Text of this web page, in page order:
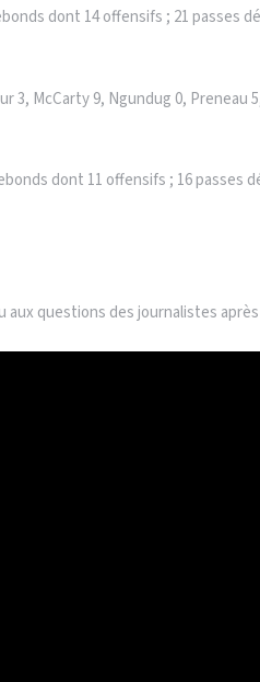
dont 14 offensifs ; 21 passes
3, McCarty 9, Ngundug 0, Preneau
dont 11 offensifs ; 16 passes
aux questions des journalistes